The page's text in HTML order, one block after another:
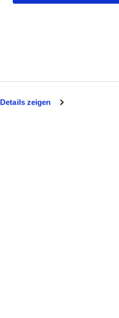
Details zeigen